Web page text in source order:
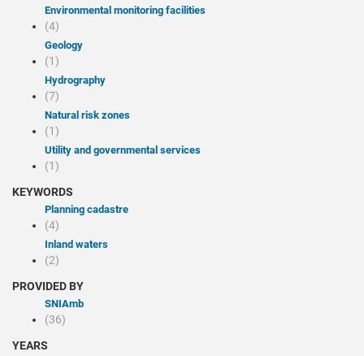
Environmental monitoring facilities
(4)
Geology
(1)
Hydrography
(7)
Natural risk zones
(1)
Utility and governmental services
(1)
KEYWORDS
Planning cadastre
(4)
Inland waters
(2)
PROVIDED BY
SNIAmb
(36)
YEARS